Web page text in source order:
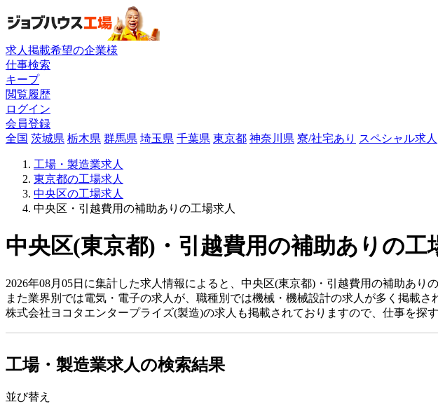
求人掲載希望の企業様
仕事検索
キープ
閲覧履歴
ログイン
会員登録
全国 茨城県 栃木県 群馬県 埼玉県 千葉県 東京都 神奈川県 寮/社宅あり スペシャル求人
工場・製造業求人
東京都の工場求人
中央区の工場求人
中央区・引越費用の補助ありの工場求人
中央区(東京都)・引越費用の補助ありの工
2026年08月05日に集計した求人情報によると、中央区(東京都)・引越費用の補助あり
また業界別では電気・電子の求人が、職種別では機械・機械設計の求人が多く掲載さ
株式会社ヨコタエンタープライズ(製造)の求人も掲載されておりますので、仕事を探
工場・製造業求人の検索結果
並び替え